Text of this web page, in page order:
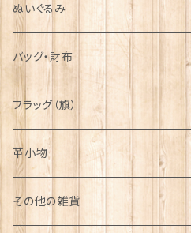
ぬいぐるみ
バッグ・財布
フラッグ（旗）
革小物
その他の雑貨